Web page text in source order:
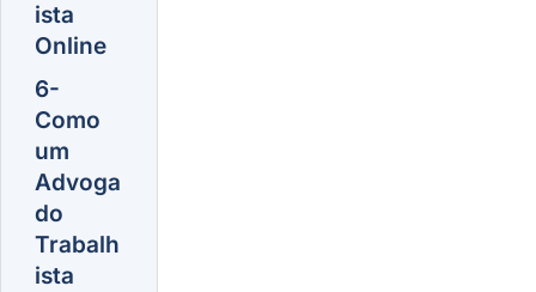
ista
Online
6-
Como
um
Advoga
do
Trabalh
ista